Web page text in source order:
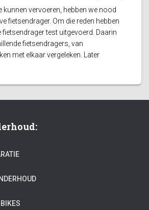
kunnen vervoeren, hebben we nood
fietsendrager. Om die reden hebben
fietsendrager test uitgevoerd. Daarin
fietsendragers, van
met elkaar vergeleken. Later